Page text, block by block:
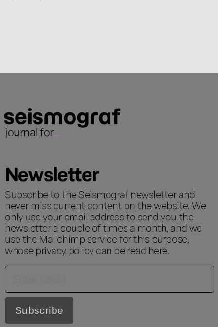
journal for...
Newsletter
Subscribe to the Seismograf newsletter and
never miss current content on the website. We
only use your email address to send you the
newsletter a couple of times a month, and we
use the Mailchimp service for this purpose,
whose privacy policy can be read here.